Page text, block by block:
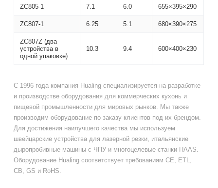
ZC805-1 7.1 6.0 655×395×290
ZC807-1 6.25 5.1 680×390×275
ZC807Z (два
устройства в
одной упаковке)
10.3 9.4 600×400×230
С 1996 года компания Hualing специализируется на разработке
и производстве оборудования для коммерческих кухонь и
пищевой промышленности для мировых рынков. Мы также
производим оборудование по заказу клиентов под их брендом.
Для достижения наилучшего качества мы используем
швейцарские устройства для лазерной резки, итальянские
дыропробивные машины с ЧПУ и многоцелевые станки HAAS.
Оборудование Hualing соответствует требованиям CE, ETL,
CB, GS и RoHS.